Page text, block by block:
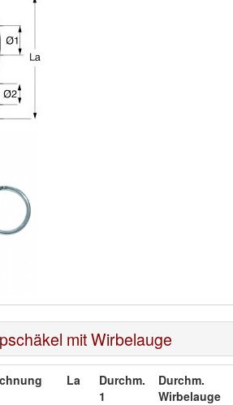
mit Wirbelauge
La
Durchm.
1
Durchm.
Wirbelauge